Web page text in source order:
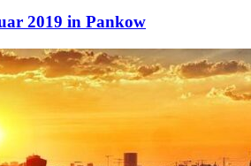
2019 in Pankow